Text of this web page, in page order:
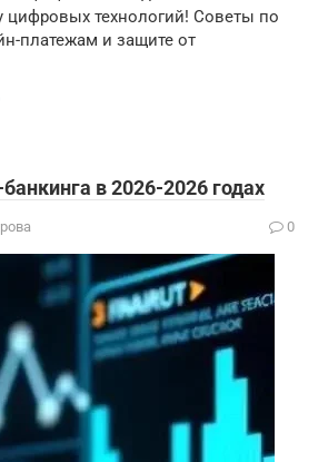
цифровых технологий! Советы по
платежам и защите от
в 2026-2026 годах
0